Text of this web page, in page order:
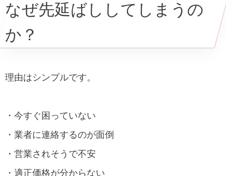
なぜ先延ばししてしまうの
か？
理由はシンプルです。
・今すぐ困っていない
・業者に連絡するのが面倒
・営業されそうで不安
・適正価格が分からない